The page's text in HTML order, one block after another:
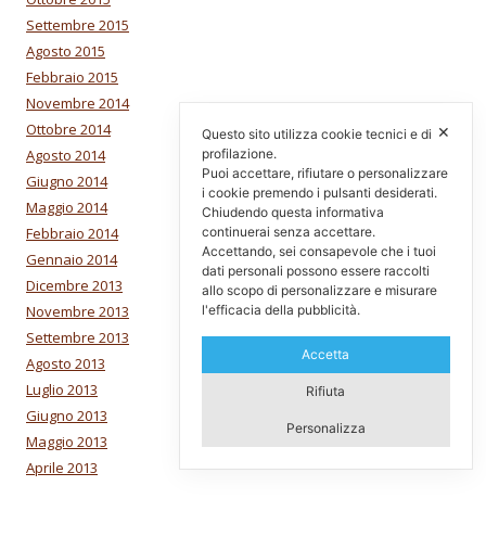
Settembre 2015
Agosto 2015
Febbraio 2015
Novembre 2014
Ottobre 2014
Agosto 2014
Giugno 2014
Maggio 2014
Febbraio 2014
Gennaio 2014
Dicembre 2013
Novembre 2013
Settembre 2013
Agosto 2013
Luglio 2013
Giugno 2013
Maggio 2013
Aprile 2013
✕
Questo sito utilizza cookie tecnici e di
profilazione.
Puoi accettare, rifiutare o personalizzare
i cookie premendo i pulsanti desiderati.
Chiudendo questa informativa
continuerai senza accettare.
Accettando, sei consapevole che i tuoi
dati personali possono essere raccolti
allo scopo di personalizzare e misurare
l'efficacia della pubblicità.
Accetta
Rifiuta
Personalizza